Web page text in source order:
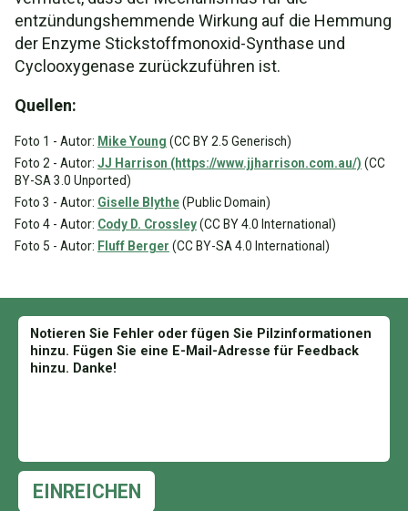
entzündungshemmende Wirkung auf die Hemmung
der Enzyme Stickstoffmonoxid-Synthase und
Cyclooxygenase zurückzuführen ist.
Quellen:
Foto 1 - Autor: Mike Young (CC BY 2.5 Generisch)
Foto 2 - Autor: JJ Harrison (https://www.jjharrison.com.au/) (CC
BY-SA 3.0 Unported)
Foto 3 - Autor: Giselle Blythe(Public Domain)
Foto 4 - Autor: Cody D. Crossley(CC BY 4.0 International)
Foto 5 - Autor: Fluff Berger (CC BY-SA 4.0 International)
EINREICHEN